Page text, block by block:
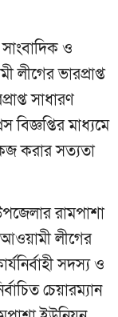
ও
লীগের ভারপ্রাপ্ত
সাধারণ
মাধ্যমে
করার সত্যতা
রামপাশা
আওয়ামী লীগের
সদস্য ও
চেয়ারম্যান